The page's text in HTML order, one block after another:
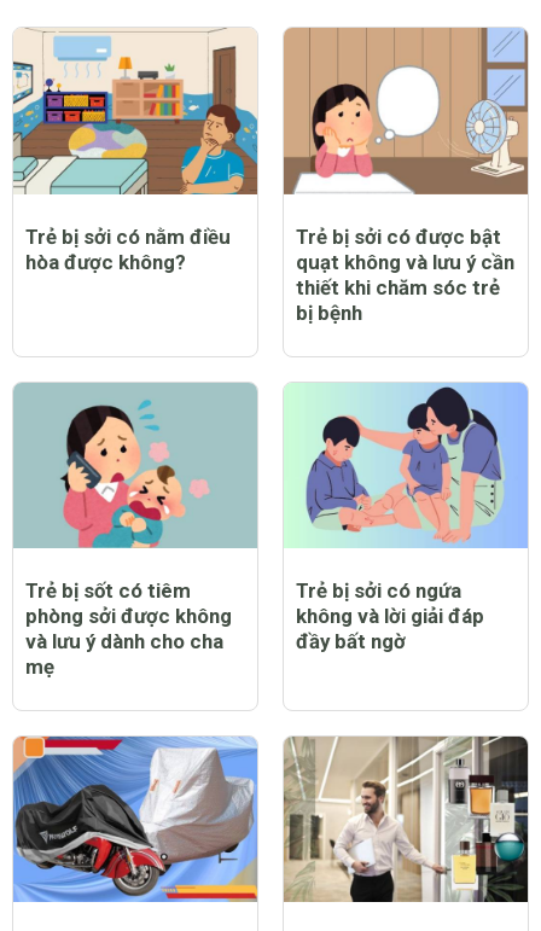
Trẻ bị sởi có nằm điều
hòa được không?
Trẻ bị sởi có được bật
quạt không và lưu ý cần
thiết khi chăm sóc trẻ
bị bệnh
Trẻ bị sốt có tiêm
phòng sởi được không
và lưu ý dành cho cha
mẹ
Trẻ bị sởi có ngứa
không và lời giải đáp
đầy bất ngờ